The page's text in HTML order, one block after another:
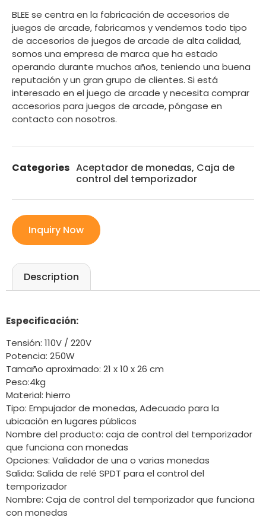
BLEE se centra en la fabricación de accesorios de
juegos de arcade, fabricamos y vendemos todo tipo
de accesorios de juegos de arcade de alta calidad,
somos una empresa de marca que ha estado
operando durante muchos años, teniendo una buena
reputación y un gran grupo de clientes. Si está
interesado en el juego de arcade y necesita comprar
accesorios para juegos de arcade, póngase en
contacto con nosotros.
Categories Aceptador de monedas, Caja de
control del temporizador
Inquiry Now
Description
Especificación:
Tensión: 110V / 220V
Potencia: 250W
Tamaño aproximado: 21 x 10 x 26 cm
Peso:4kg
Material: hierro
Tipo: Empujador de monedas, Adecuado para la
ubicación en lugares públicos
Nombre del producto: caja de control del temporizador
que funciona con monedas
Opciones: Validador de una o varias monedas
Salida: Salida de relé SPDT para el control del
temporizador
Nombre: Caja de control del temporizador que funciona
con monedas